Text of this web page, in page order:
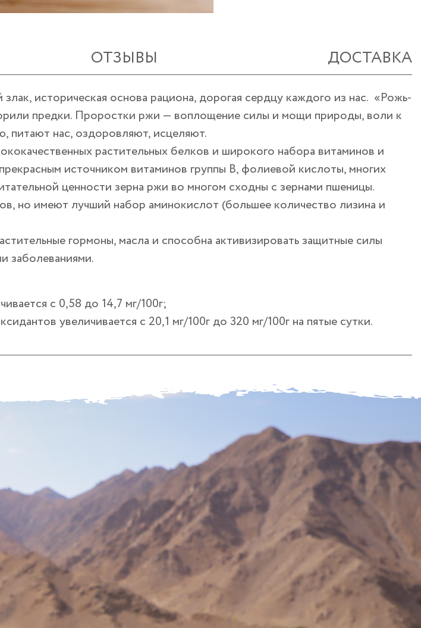
ОТЗЫВЫ ДОСТАВКА
историческая основа рациона, дорогая сердцу каждого из нас. «Рожь-
предки. Проростки ржи — воплощение силы и мощи природы, воли к
питают нас, оздоровляют, исцеляют.
растительных белков и широкого набора витаминов и
источником витаминов группы B, фолиевой кислоты, многих
ценности зерна ржи во многом сходны с зернами пшеницы.
но имеют лучший набор аминокислот (большее количество лизина и
гормоны, масла и способна активизировать защитные силы
заболеваниями.
с 0,58 до 14,7 мг/100г;
увеличивается с 20,1 мг/100г до 320 мг/100г на пятые сутки.